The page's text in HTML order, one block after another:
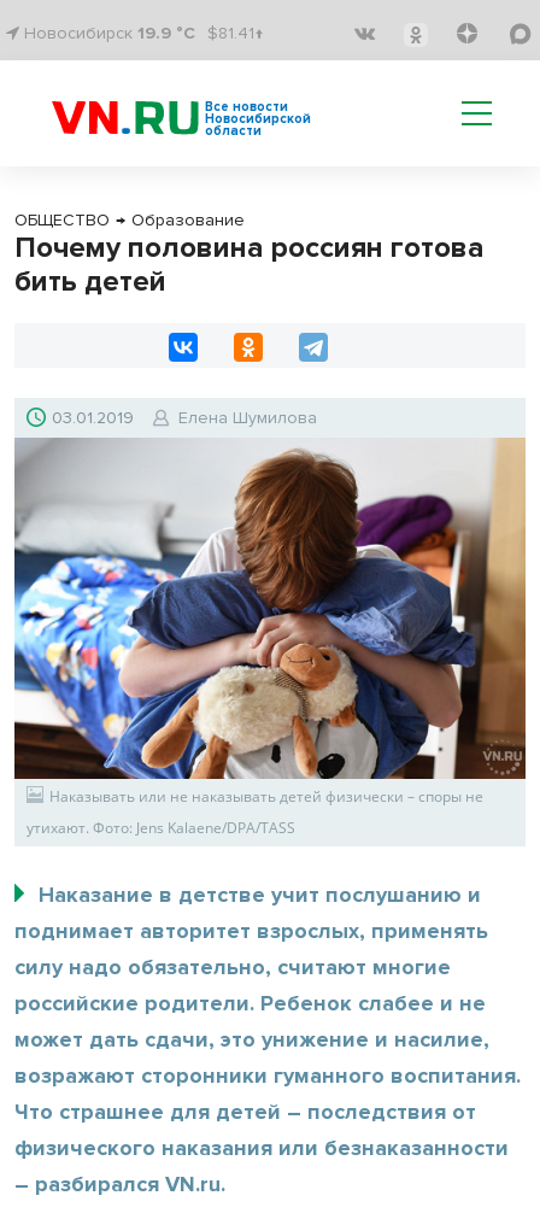
Новосибирск 19.9 °C $81.41↑
Все новости
Новосибирской
области
ОБЩЕСТВО → Образование
Почему половина россиян готова
бить детей
03.01.2019 Елена Шумилова
Наказывать или не наказывать детей физически – споры не
утихают. Фото: Jens Kalaene/DPA/TASS
Наказание в детстве учит послушанию и
поднимает авторитет взрослых, применять
силу надо обязательно, считают многие
российские родители. Ребенок слабее и не
может дать сдачи, это унижение и насилие,
возражают сторонники гуманного воспитания.
Что страшнее для детей – последствия от
физического наказания или безнаказанности
– разбирался VN.ru.